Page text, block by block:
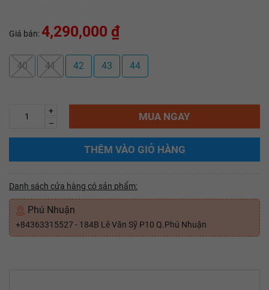
Giá bán:4,290,000 ₫
40 41 42 43 44
+
–
MUA NGAY
THÊM VÀO GIỎ HÀNG
Danh sách cửa hàng có sản phẩm:
Phú Nhuận
+84363315527 - 184B Lê Văn Sỹ P10 Q.Phú Nhuận